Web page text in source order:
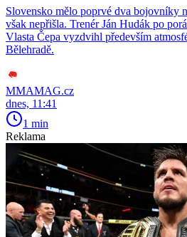
Slovensko mělo poprvé dva bojovníky
však nepřišla. Trenér Ján Hudák po
Vlasta Čepa vyzdvihl především
Bělehradě.
MMAMAG.cz
dnes, 11:41
1 min
Reklama